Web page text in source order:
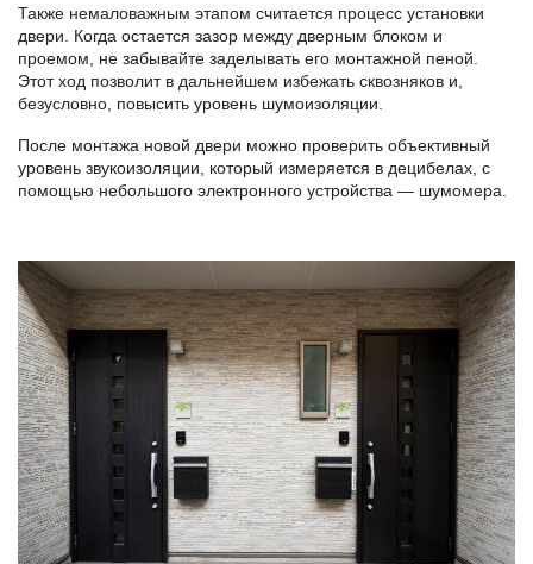
Также немаловажным этапом считается процесс установки
двери. Когда остается зазор между дверным блоком и
проемом, не забывайте заделывать его монтажной пеной.
Этот ход позволит в дальнейшем избежать сквозняков и,
безусловно, повысить уровень шумоизоляции.
После монтажа новой двери можно проверить объективный
уровень звукоизоляции, который измеряется в децибелах, с
помощью небольшого электронного устройства — шумомера.